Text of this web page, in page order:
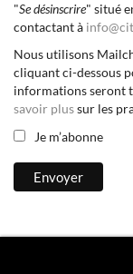
"Se désinscrire" situé
contactant à
Nous utilisons
cliquant ci-dessous
informations seront
savoir plussur les
Je m’abonne